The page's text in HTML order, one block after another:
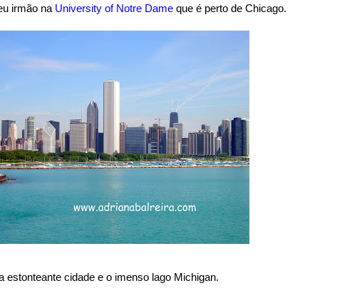
irmão na University of Notre Dame que é perto de Chicago.
estonteante cidade e o imenso lago Michigan.